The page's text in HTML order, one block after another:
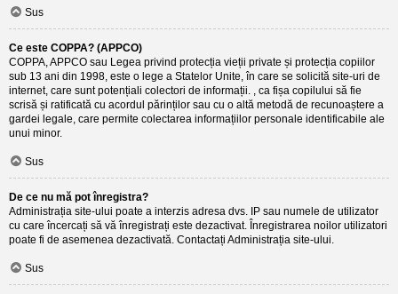
Sus
Ce este COPPA? (APPCO)
COPPA, APPCO sau Legea privind protecția vieții private și protecția copiilor
sub 13 ani din 1998, este o lege a Statelor Unite, în care se solicită site-uri de
internet, care sunt potențiali colectori de informații. , ca fișa copilului să fie
scrisă și ratificată cu acordul părinților sau cu o altă metodă de recunoaștere a
gardei legale, care permite colectarea informațiilor personale identificabile ale
unui minor.
Sus
De ce nu mă pot înregistra?
Administrația site-ului poate a interzis adresa dvs. IP sau numele de utilizator
cu care încercați să vă înregistrați este dezactivat. Înregistrarea noilor utilizatori
poate fi de asemenea dezactivată. Contactați Administrația site-ului.
Sus